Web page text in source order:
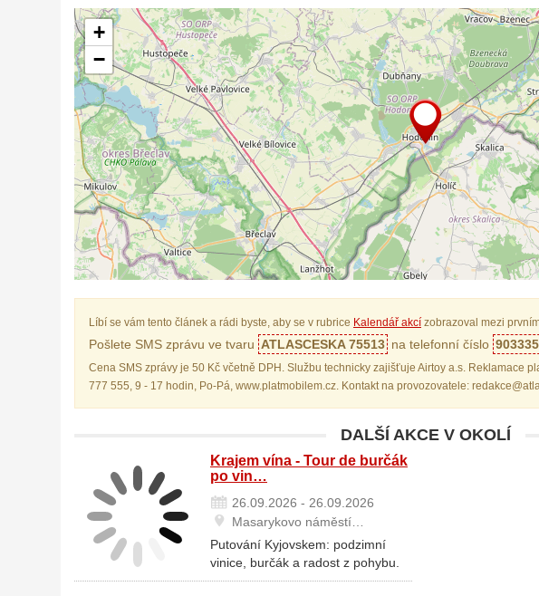
+
−
Líbí se vám tento článek a rádi byste, aby se v rubrice Kalendář akcí zobrazoval mezi
Pošlete SMS zprávu ve tvaru ATLASCESKA 75513 na telefonní číslo
Cena SMS zprávy je 50 Kč včetně DPH. Službu technicky zajišťuje Airtoy a.s. Reklamace
777 555, 9 - 17 hodin, Po-Pá, www.platmobilem.cz. Kontakt na provozovatele:
DALŠÍ AKCE V OKOLÍ
Krajem vína - Tour de burčák
po vin…
26.09.2026 - 26.09.2026
Masarykovo náměstí…
Putování Kyjovskem: podzimní
vinice, burčák a radost z pohybu.